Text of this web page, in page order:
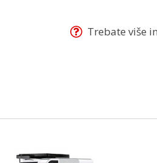
Trebate više